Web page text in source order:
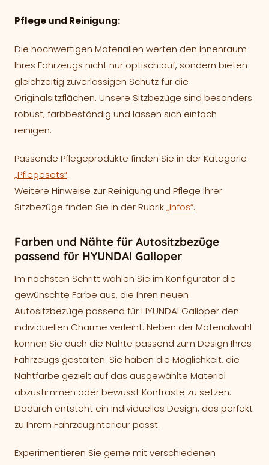
Pflege und Reinigung:
Die hochwertigen Materialien werten den Innenraum
Ihres Fahrzeugs nicht nur optisch auf, sondern bieten
gleichzeitig zuverlässigen Schutz für die
Originalsitzflächen. Unsere Sitzbezüge sind besonders
robust, farbbeständig und lassen sich einfach
reinigen.
Passende Pflegeprodukte finden Sie in der Kategorie
„Pflegesets“.
Weitere Hinweise zur Reinigung und Pflege Ihrer
Sitzbezüge finden Sie in der Rubrik„Infos“.
Farben und Nähte für Autositzbezüge
passend für HYUNDAI Galloper
Im nächsten Schritt wählen Sie im Konfigurator die
gewünschte Farbe aus, die Ihren neuen
Autositzbezüge passend für HYUNDAI Galloper den
individuellen Charme verleiht. Neben der Materialwahl
können Sie auch die Nähte passend zum Design Ihres
Fahrzeugs gestalten. Sie haben die Möglichkeit, die
Nahtfarbe gezielt auf das ausgewählte Material
abzustimmen oder bewusst Kontraste zu setzen.
Dadurch entsteht ein individuelles Design, das perfekt
zu Ihrem Fahrzeuginterieur passt.
Experimentieren Sie gerne mit verschiedenen